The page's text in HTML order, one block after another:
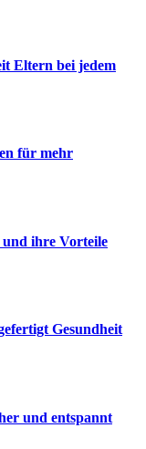
Eltern bei jedem
für mehr
ihre Vorteile
Gesundheit
und entspannt